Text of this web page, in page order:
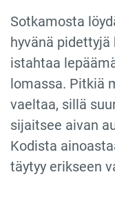
Sotkamosta
hyvänä
istahtaa
lomassa. Pitkiä
vaeltaa, sillä
sijaitsee aivan
Kodista
täytyy erikseen